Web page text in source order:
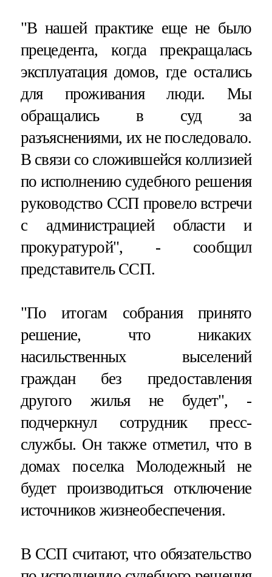
"В нашей практике еще не было
прецедента, когда прекращалась
эксплуатация домов, где остались
для проживания люди. Мы
обращались в суд за
разъяснениями, их не последовало.
В связи со сложившейся коллизией
по исполнению судебного решения
руководство ССП провело встречи
с администрацией области и
прокуратурой", - сообщил
представитель ССП.
"По итогам собрания принято
решение, что никаких
насильственных выселений
граждан без предоставления
другого жилья не будет", -
подчеркнул сотрудник пресс-
службы. Он также отметил, что в
домах поселка Молодежный не
будет производиться отключение
источников жизнеобеспечения.
В ССП считают, что обязательство